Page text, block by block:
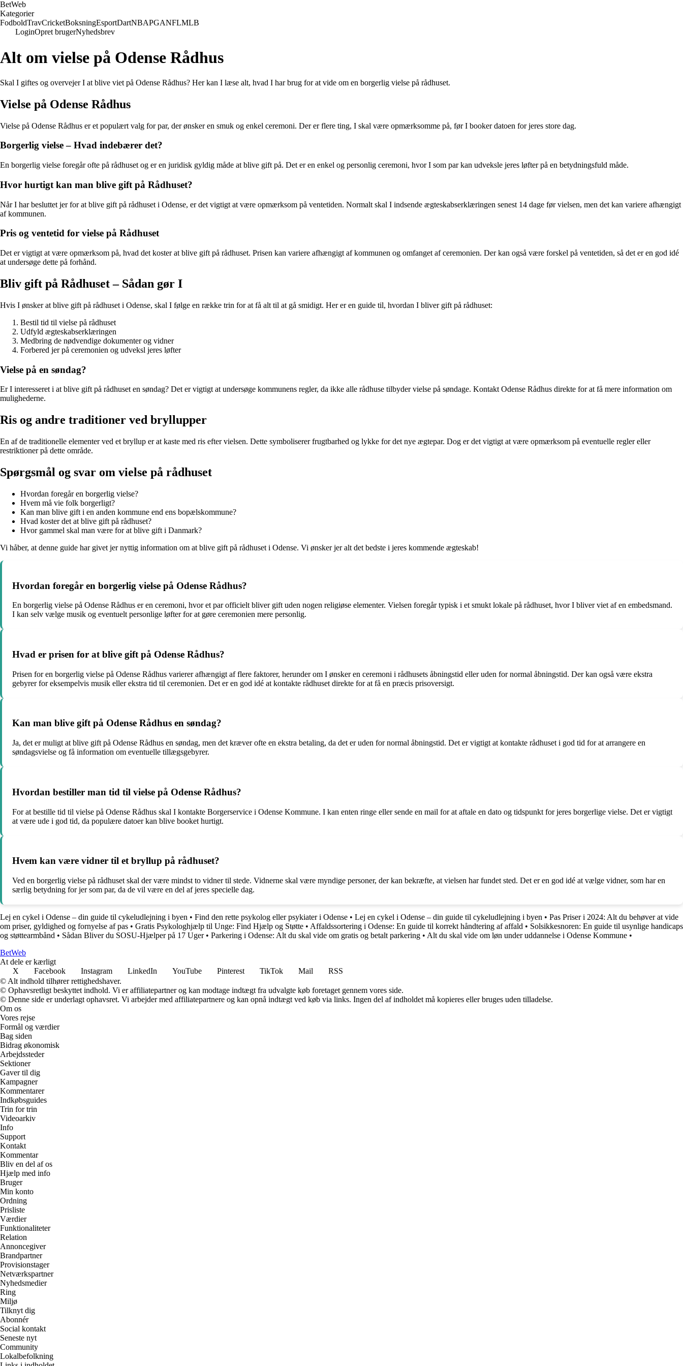
BetWeb
Kategorier
FodboldTravCricketBoksningEsportDartNBAPGANFLMLB
LoginOpret brugerNyhedsbrev
Alt om vielse på Odense Rådhus
Skal I giftes og overvejer I at blive viet på Odense Rådhus? Her kan I læse alt, hvad I har brug for at vide om en borgerlig vielse på rådhuset.
Vielse på Odense Rådhus
Vielse på Odense Rådhus er et populært valg for par, der ønsker en smuk og enkel ceremoni. Der er flere ting, I skal være opmærksomme på, før I booker datoen for jeres store dag.
Borgerlig vielse – Hvad indebærer det?
En borgerlig vielse foregår ofte på rådhuset og er en juridisk gyldig måde at blive gift på. Det er en enkel og personlig ceremoni, hvor I som par kan udveksle jeres løfter på en betydningsfuld måde.
Hvor hurtigt kan man blive gift på Rådhuset?
Når I har besluttet jer for at blive gift på rådhuset i Odense, er det vigtigt at være opmærksom på ventetiden. Normalt skal I indsende ægteskabserklæringen senest 14 dage før vielsen, men det kan variere afhængigt
af kommunen.
Pris og ventetid for vielse på Rådhuset
Det er vigtigt at være opmærksom på, hvad det koster at blive gift på rådhuset. Prisen kan variere afhængigt af kommunen og omfanget af ceremonien. Der kan også være forskel på ventetiden, så det er en god idé
at undersøge dette på forhånd.
Bliv gift på Rådhuset – Sådan gør I
Hvis I ønsker at blive gift på rådhuset i Odense, skal I følge en række trin for at få alt til at gå smidigt. Her er en guide til, hvordan I bliver gift på rådhuset:
Bestil tid til vielse på rådhuset
Udfyld ægteskabserklæringen
Medbring de nødvendige dokumenter og vidner
Forbered jer på ceremonien og udveksl jeres løfter
Vielse på en søndag?
Er I interesseret i at blive gift på rådhuset en søndag? Det er vigtigt at undersøge kommunens regler, da ikke alle rådhuse tilbyder vielse på søndage. Kontakt Odense Rådhus direkte for at få mere information om
mulighederne.
Ris og andre traditioner ved bryllupper
En af de traditionelle elementer ved et bryllup er at kaste med ris efter vielsen. Dette symboliserer frugtbarhed og lykke for det nye ægtepar. Dog er det vigtigt at være opmærksom på eventuelle regler eller
restriktioner på dette område.
Spørgsmål og svar om vielse på rådhuset
Hvordan foregår en borgerlig vielse?
Hvem må vie folk borgerligt?
Kan man blive gift i en anden kommune end ens bopælskommune?
Hvad koster det at blive gift på rådhuset?
Hvor gammel skal man være for at blive gift i Danmark?
Vi håber, at denne guide har givet jer nyttig information om at blive gift på rådhuset i Odense. Vi ønsker jer alt det bedste i jeres kommende ægteskab!
Hvordan foregår en borgerlig vielse på Odense Rådhus?
En borgerlig vielse på Odense Rådhus er en ceremoni, hvor et par officielt bliver gift uden nogen religiøse elementer. Vielsen foregår typisk i et smukt lokale på rådhuset, hvor I bliver viet af en embedsmand.
I kan selv vælge musik og eventuelt personlige løfter for at gøre ceremonien mere personlig.
Hvad er prisen for at blive gift på Odense Rådhus?
Prisen for en borgerlig vielse på Odense Rådhus varierer afhængigt af flere faktorer, herunder om I ønsker en ceremoni i rådhusets åbningstid eller uden for normal åbningstid. Der kan også være ekstra
gebyrer for eksempelvis musik eller ekstra tid til ceremonien. Det er en god idé at kontakte rådhuset direkte for at få en præcis prisoversigt.
Kan man blive gift på Odense Rådhus en søndag?
Ja, det er muligt at blive gift på Odense Rådhus en søndag, men det kræver ofte en ekstra betaling, da det er uden for normal åbningstid. Det er vigtigt at kontakte rådhuset i god tid for at arrangere en
søndagsvielse og få information om eventuelle tillægsgebyrer.
Hvordan bestiller man tid til vielse på Odense Rådhus?
For at bestille tid til vielse på Odense Rådhus skal I kontakte Borgerservice i Odense Kommune. I kan enten ringe eller sende en mail for at aftale en dato og tidspunkt for jeres borgerlige vielse. Det er vigtigt
at være ude i god tid, da populære datoer kan blive booket hurtigt.
Hvem kan være vidner til et bryllup på rådhuset?
Ved en borgerlig vielse på rådhuset skal der være mindst to vidner til stede. Vidnerne skal være myndige personer, der kan bekræfte, at vielsen har fundet sted. Det er en god idé at vælge vidner, som har en
særlig betydning for jer som par, da de vil være en del af jeres specielle dag.
Lej en cykel i Odense – din guide til cykeludlejning i byen • Find den rette psykolog eller psykiater i Odense • Lej en cykel i Odense – din guide til cykeludlejning i byen • Pas Priser i 2024: Alt du behøver at vide
om priser, gyldighed og fornyelse af pas • Gratis Psykologhjælp til Unge: Find Hjælp og Støtte • Affaldssortering i Odense: En guide til korrekt håndtering af affald • Solsikkesnoren: En guide til usynlige handicaps
og støttearmbånd • Sådan Bliver du SOSU-Hjælper på 17 Uger• Parkering i Odense: Alt du skal vide om gratis og betalt parkering • Alt du skal vide om løn under uddannelse i Odense Kommune •
BetWeb
At dele er kærligt
X
Facebook Instagram LinkedIn YouTube Pinterest TikTok Mail
RSS
© Alt indhold tilhører rettighedshaver.
© Ophavsretligt beskyttet indhold. Vi er affiliatepartner og kan modtage indtægt fra udvalgte køb foretaget gennem vores side.
© Denne side er underlagt ophavsret. Vi arbejder med affiliatepartnere og kan opnå indtægt ved køb via links. Ingen del af indholdet må kopieres eller bruges uden tilladelse.
Om os
Vores rejse
Formål og værdier
Bag siden
Bidrag økonomisk
Arbejdssteder
Sektioner
Gaver til dig
Kampagner
Kommentarer
Indkøbsguides
Trin for trin
Videoarkiv
Info
Support
Kontakt
Kommentar
Bliv en del af os
Hjælp med info
Bruger
Min konto
Ordning
Prisliste
Værdier
Funktionaliteter
Relation
Annoncegiver
Brandpartner
Provisionstager
Netværkspartner
Nyhedsmedier
Ring
Miljø
Tilknyt dig
Abonnér
Social kontakt
Seneste nyt
Community
Lokalbefolkning